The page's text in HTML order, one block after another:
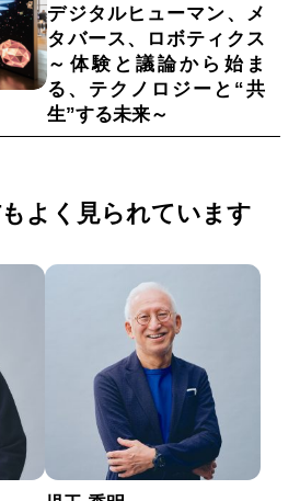
デジタルヒューマン、メ
タバース、ロボティクス
～体験と議論から始ま
る、テクノロジーと“共
生”する未来～
よく見られています